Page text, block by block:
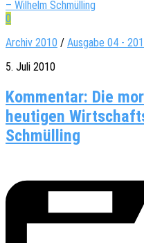
0
Archiv 2010 / Ausgabe 04 -
5. Juli 2010
Kommentar: Die
heutigen
Schmülling